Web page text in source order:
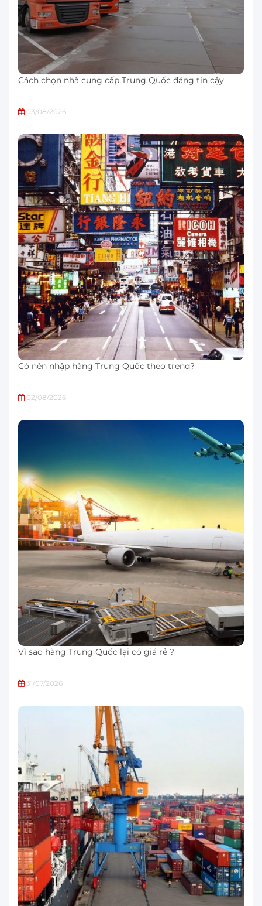
Cách chọn nhà cung cấp Trung Quốc đáng tin cậy
03/08/2026
Có nên nhập hàng Trung Quốc theo trend?
02/08/2026
Vì sao hàng Trung Quốc lại có giá rẻ ?
31/07/2026